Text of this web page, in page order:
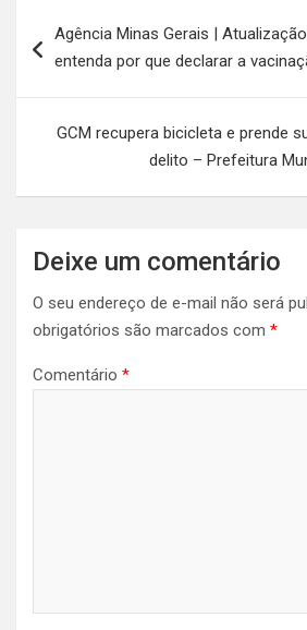
de
Agência Minas Gerais |
entenda por que declarar a
GCM recupera bicicleta e prende
delito – Prefeitura
Deixe um comentário
O seu endereço de e-mail não será
obrigatórios são marcados com *
Comentário *